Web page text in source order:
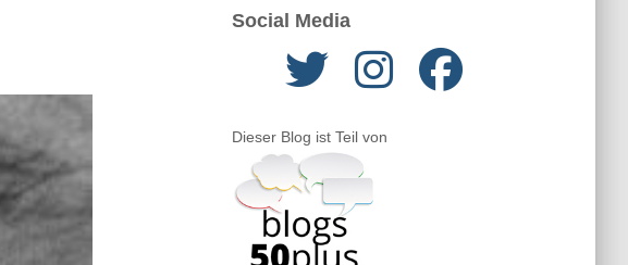
e
h
Social Media
Dieser Blog ist Teil von